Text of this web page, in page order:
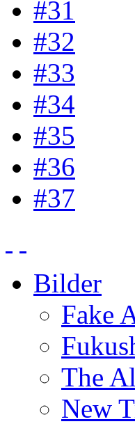
#31
#32
#33
#34
#35
#36
#37
Bilder
Fake
The
New